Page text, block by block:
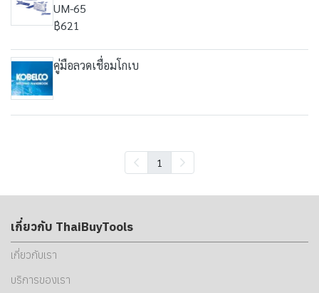
UM-65
฿621
คู่มือลวดเชื่อมโกเบ
1
เกี่ยวกับ ThaiBuyTools
เกี่ยวกับเรา
บริการของเรา